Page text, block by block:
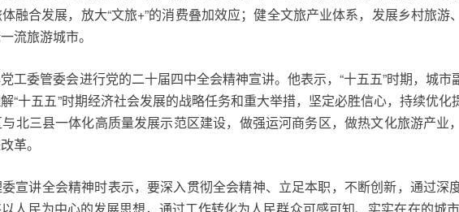
融合发展，放大“文旅+”的消费叠加效应；健全文旅产业体系，发展乡村旅
流旅游城市。
工委管委会进行党的二十届四中全会精神宣讲。他表示，“十五五”时期，城
“十五五”时期经济社会发展的战略任务和重大举措，坚定必胜信心，持续优
北三县一体化高质量发展示范区建设，做强运河商务区，做热文化旅游产
革。
宣讲全会精神时表示，要深入贯彻全会精神、立足本职，不断创新，通过